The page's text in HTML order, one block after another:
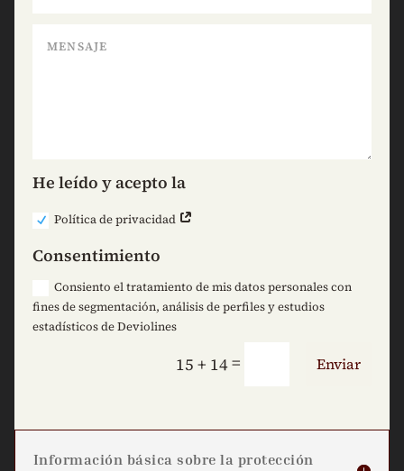
He leído y acepto la
Política de privacidad
Consentimiento
Consiento el tratamiento de mis datos personales con
fines de segmentación, análisis de perfiles y estudios
estadísticos de Deviolines
15 + 14= Enviar
Información básica sobre la protección